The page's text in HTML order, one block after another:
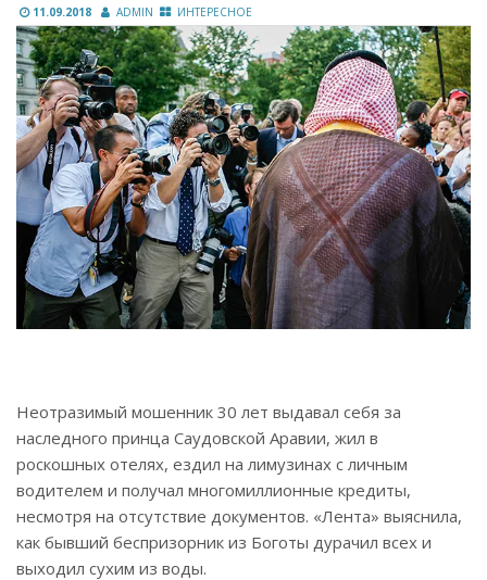
11.09.2018 ADMIN ИНТЕРЕСНОЕ
Неотразимый мошенник 30 лет выдавал себя за
наследного принца Саудовской Аравии, жил в
роскошных отелях, ездил на лимузинах с личным
водителем и получал многомиллионные кредиты,
несмотря на отсутствие документов. «Лента» выяснила,
как бывший беспризорник из Боготы дурачил всех и
выходил сухим из воды.